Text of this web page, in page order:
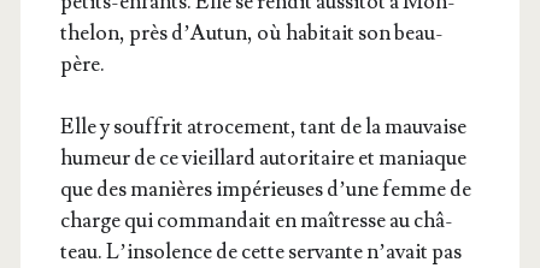
the­lon, près d’Au­tun, où habi­tait son beau-
père.
Elle y souf­frit atro­ce­ment, tant de la mau­vaise
humeur de ce vieillard auto­ri­taire et maniaque
que des manières impé­rieuses d’une femme de
charge qui com­man­dait en maî­tresse au châ­
teau. L’in­so­lence de cette ser­vante n’a­vait pas